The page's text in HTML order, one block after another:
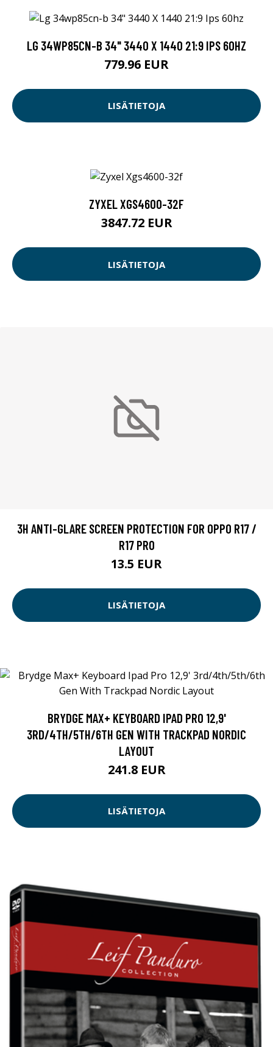
LG 34WP85CN-B 34" 3440 X 1440 21:9 IPS 60HZ
779.96 EUR
LISÄTIETOJA
ZYXEL XGS4600-32F
3847.72 EUR
LISÄTIETOJA
3H ANTI-GLARE SCREEN PROTECTION FOR OPPO R17 /
R17 PRO
13.5 EUR
LISÄTIETOJA
BRYDGE MAX+ KEYBOARD IPAD PRO 12,9'
3RD/4TH/5TH/6TH GEN WITH TRACKPAD NORDIC
LAYOUT
241.8 EUR
LISÄTIETOJA